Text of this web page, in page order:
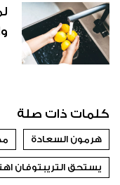
كلمات ذات صلة
هرمون السعادة
يستحق التريبتوفان